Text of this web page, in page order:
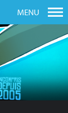
MENU